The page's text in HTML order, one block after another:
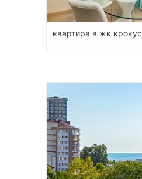
квартира в жк крокус